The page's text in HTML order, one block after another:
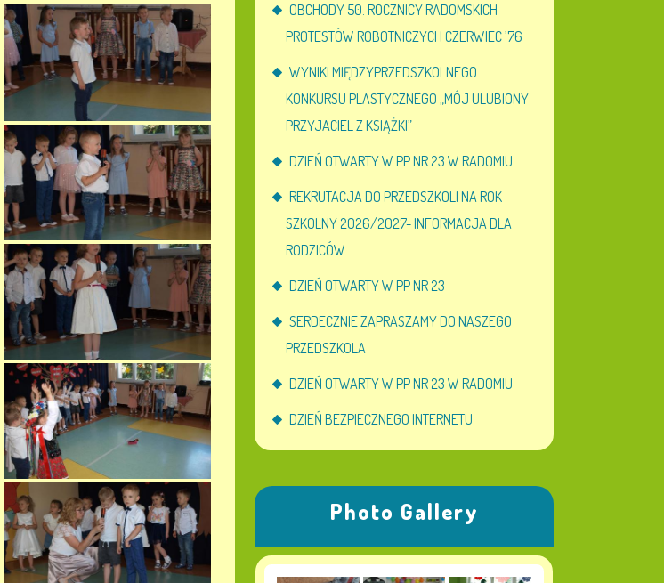
OBCHODY 50. ROCZNICY RADOMSKICH
PROTESTÓW ROBOTNICZYCH CZERWIEC ’76
WYNIKI MIĘDZYPRZEDSZKOLNEGO
KONKURSU PLASTYCZNEGO „MÓJ ULUBIONY
PRZYJACIEL Z KSIĄŻKI”
DZIEŃ OTWARTY W PP NR 23 W RADOMIU
REKRUTACJA DO PRZEDSZKOLI NA ROK
SZKOLNY 2026/2027- INFORMACJA DLA
RODZICÓW
DZIEŃ OTWARTY W PP NR 23
SERDECZNIE ZAPRASZAMY DO NASZEGO
PRZEDSZKOLA
DZIEŃ OTWARTY W PP NR 23 W RADOMIU
DZIEŃ BEZPIECZNEGO INTERNETU
Photo Gallery